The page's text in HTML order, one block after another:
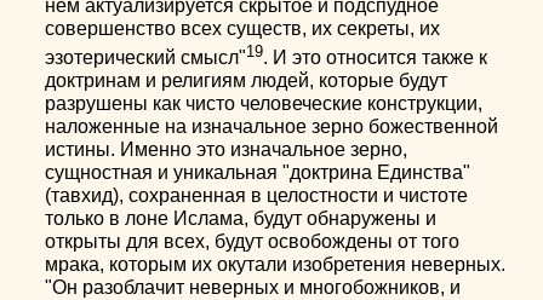
нем актуализируется скрытое и подспудное
совершенство всех существ, их секреты, их
эзотерический смысл"19. И это относится также к
доктринам и религиям людей, которые будут
разрушены как чисто человеческие конструкции,
наложенные на изначальное зерно божественной
истины. Именно это изначальное зерно,
сущностная и уникальная "доктрина Единства"
(тавхид), сохраненная в целостности и чистоте
только в лоне Ислама, будут обнаружены и
открыты для всех, будут освобождены от того
мрака, которым их окутали изобретения неверных.
"Он разоблачит неверных и многобожников, и